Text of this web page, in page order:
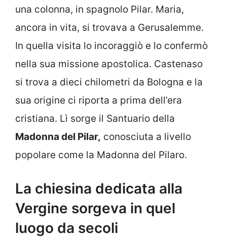
una colonna, in spagnolo Pilar. Maria,
ancora in vita, si trovava a Gerusalemme.
In quella visita lo incoraggiò e lo confermò
nella sua missione apostolica. Castenaso
si trova a dieci chilometri da Bologna e la
sua origine ci riporta a prima dell’era
cristiana. Lì sorge il Santuario della
Madonna del Pilar, conosciuta a livello
popolare come la Madonna del Pilaro.
La chiesina dedicata alla
Vergine sorgeva in quel
luogo da secoli